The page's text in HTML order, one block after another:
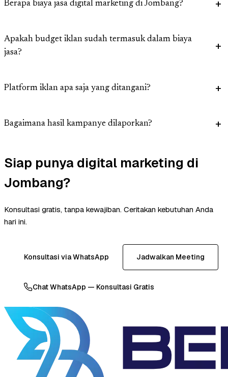
Berapa biaya jasa digital marketing di Jombang?
Apakah budget iklan sudah termasuk dalam biaya
jasa?
Platform iklan apa saja yang ditangani?
Bagaimana hasil kampanye dilaporkan?
Siap punya digital marketing di
Jombang?
Konsultasi gratis, tanpa kewajiban. Ceritakan kebutuhan Anda
hari ini.
Konsultasi via WhatsApp Jadwalkan Meeting
Chat WhatsApp — Konsultasi Gratis